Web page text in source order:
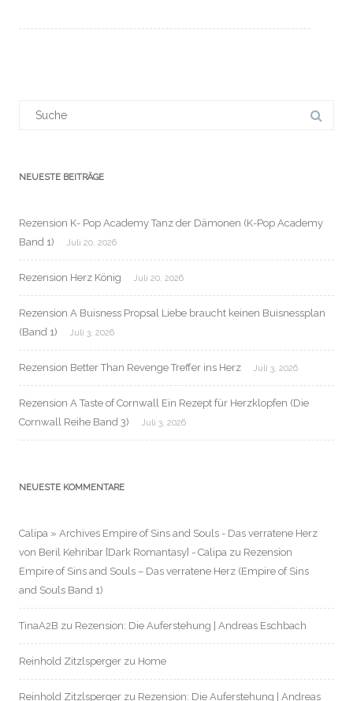
NEUESTE BEITRÄGE
Rezension K- Pop Academy Tanz der Dämonen (K-Pop Academy
Band 1)
Juli 20, 2026
Rezension Herz König Juli 20, 2026
Rezension A Buisness Propsal Liebe braucht keinen Buisnessplan
(Band 1)
Juli 3, 2026
Rezension Better Than Revenge Treffer ins Herz Juli 3, 2026
Rezension A Taste of Cornwall Ein Rezept für Herzklopfen (Die
Cornwall Reihe Band 3)
Juli 3, 2026
NEUESTE KOMMENTARE
Calipa » Archives Empire of Sins and Souls - Das verratene Herz
von Beril Kehribar [Dark Romantasy] - Calipa zu Rezension
Empire of Sins and Souls – Das verratene Herz (Empire of Sins
and Souls Band 1)
TinaA2B zu Rezension: Die Auferstehung | Andreas Eschbach
Reinhold Zitzlsperger zu Home
Reinhold Zitzlsperger zu Rezension: Die Auferstehung | Andreas